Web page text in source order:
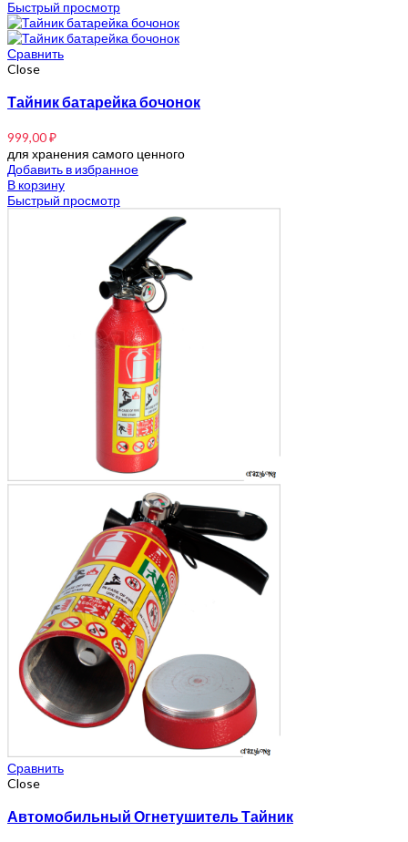
Быстрый просмотр
Сравнить
Close
Тайник батарейка бочонок
999,00₽
для хранения самого ценного
Добавить в избранное
В корзину
Быстрый просмотр
Сравнить
Close
Автомобильный Огнетушитель Тайник